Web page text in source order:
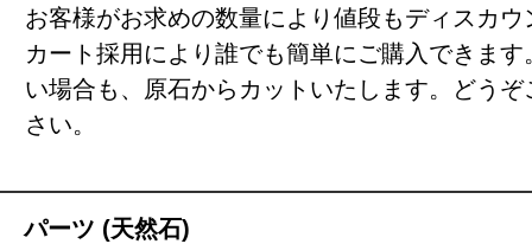
お客様がお求めの数量により値段もディスカウ
カート採用により誰でも簡単にご購入できます
い場合も、原石からカットいたします。どうぞ
さい。
パーツ (天然石)